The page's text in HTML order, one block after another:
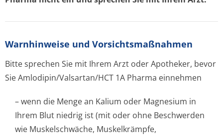
Warnhinweise und Vorsichtsmaßnahmen
Bitte sprechen Sie mit Ihrem Arzt oder Apotheker, bevor
Sie Amlodipin/Val­sartan/HCT 1A Pharma einnehmen
– wenn die Menge an Kalium oder Magnesium in
Ihrem Blut niedrig ist (mit oder ohne Beschwerden
wie Muskelschwäche, Muskelkrämpfe,